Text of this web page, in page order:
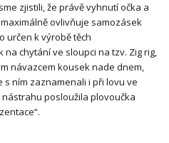
zjistili, že právě vyhnutí očka a
ovlivňuje samozásek
určen k výrobě těch
chytání ve sloupci na tzv. Zig rig,
návazcem kousek nade dnem,
s ním zaznamenali i při lovu ve
posloužila plovoučka